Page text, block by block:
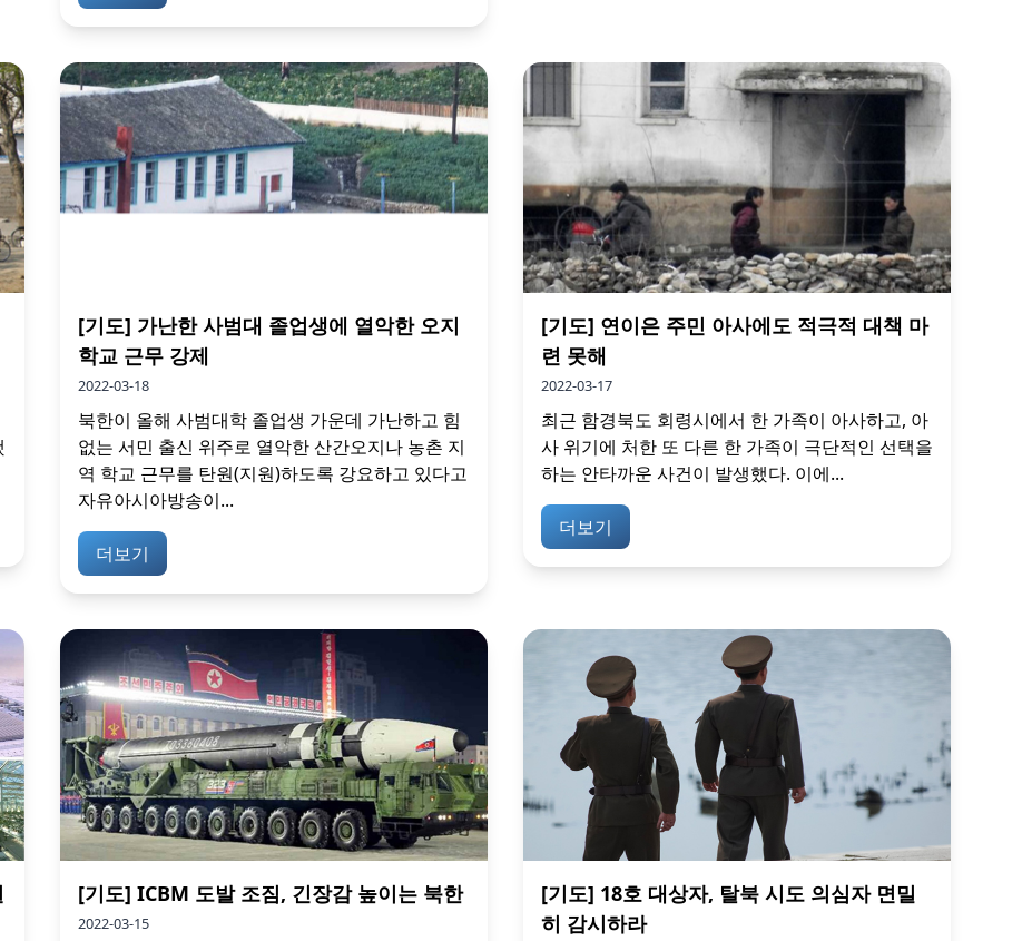
[기도] 가난한 사범대 졸업생에 열악한 오지
학교 근무 강제
2022-03-18
북한이 올해 사범대학 졸업생 가운데 가난하고 힘
없는 서민 출신 위주로 열악한 산간오지나 농촌 지
역 학교 근무를 탄원(지원)하도록 강요하고 있다고
자유아시아방송이...
더보기
[기도] 연이은 주민 아사에도 적극적 대책 마
련 못해
2022-03-17
최근 함경북도 회령시에서 한 가족이 아사하고, 아
사 위기에 처한 또 다른 한 가족이 극단적인 선택을
하는 안타까운 사건이 발생했다. 이에...
더보기
[기도] ICBM 도발 조짐, 긴장감 높이는 북한
2022-03-15
[기도] 18호 대상자, 탈북 시도 의심자 면밀
히 감시하라